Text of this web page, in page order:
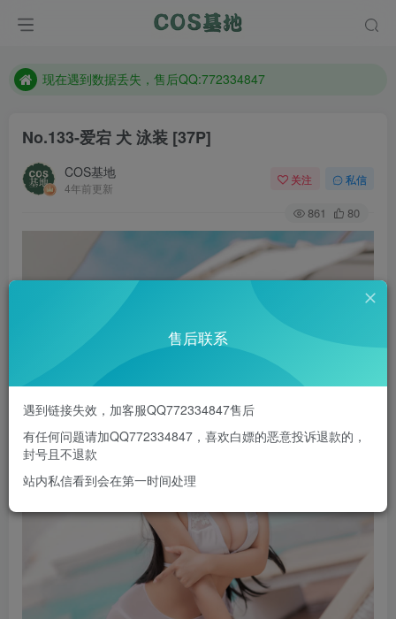
现在遇到数据丢失，售后QQ:772334847
防失联：百度搜索《趣画刊》，实时查看最新站点。
No.133-爱宕 犬 泳装 [37P]
COS基地
4年前更新
关注 私信
861 80
售后联系
遇到链接失效，加客服QQ772334847售后
有任何问题请加QQ772334847，喜欢白嫖的恶意投诉退款的，
封号且不退款
站内私信看到会在第一时间处理